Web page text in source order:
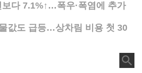
다 7.1%↑…폭우·폭염에 추가
값도 급등…상차림 비용 첫 30